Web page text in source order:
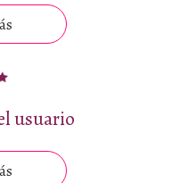
usuario